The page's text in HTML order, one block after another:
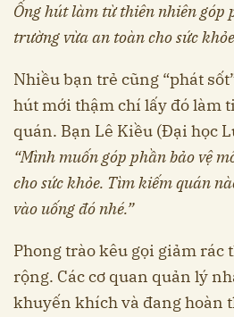
Ống hút làm từ thiên nhiên góp
trường vừa an toàn cho sức
Nhiều bạn trẻ cũng “phát
hút mới thậm chí lấy đó làm
quán. Bạn Lê Kiều (Đại học
“Mình muốn góp phần bảo vệ
cho sức khỏe. Tìm kiếm quán
vào uống đó nhé.”
Phong trào kêu gọi giảm rác
rộng. Các cơ quan quản lý
khuyến khích và đang hoàn